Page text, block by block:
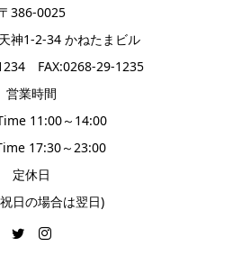
〒386-0025
神1-2-34 かねたまビル
FAX:0268-29-1235
営業時間
11:00～14:00
17:30～23:00
定休日
日の場合は翌日)